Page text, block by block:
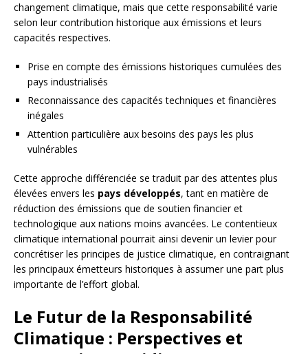
changement climatique, mais que cette responsabilité varie
selon leur contribution historique aux émissions et leurs
capacités respectives.
Prise en compte des émissions historiques cumulées des
pays industrialisés
Reconnaissance des capacités techniques et financières
inégales
Attention particulière aux besoins des pays les plus
vulnérables
Cette approche différenciée se traduit par des attentes plus
élevées envers les pays développés, tant en matière de
réduction des émissions que de soutien financier et
technologique aux nations moins avancées. Le contentieux
climatique international pourrait ainsi devenir un levier pour
concrétiser les principes de justice climatique, en contraignant
les principaux émetteurs historiques à assumer une part plus
importante de l’effort global.
Le Futur de la Responsabilité
Climatique : Perspectives et